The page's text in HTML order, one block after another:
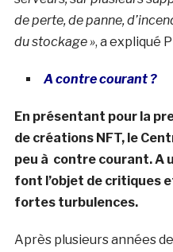
de perte, de panne,
du stockage », a expliqué
A contre courant ?
En présentant pour la
de créations NFT, le
peu à contre courant. A
font l’objet de critiques
fortes turbulences.
Après plusieurs années